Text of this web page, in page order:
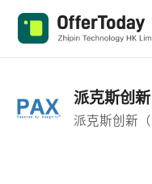
派克斯创新
派克斯创新